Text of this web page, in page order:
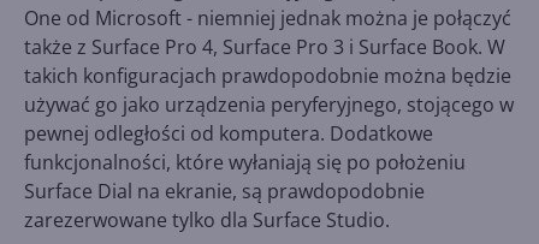
One od Microsoft - niemniej jednak można je połączyć
także z Surface Pro 4, Surface Pro 3 i Surface Book. W
takich konfiguracjach prawdopodobnie można będzie
używać go jako urządzenia peryferyjnego, stojącego w
pewnej odległości od komputera. Dodatkowe
funkcjonalności, które wyłaniają się po położeniu
Surface Dial na ekranie, są prawdopodobnie
zarezerwowane tylko dla Surface Studio.